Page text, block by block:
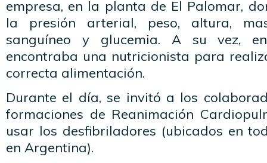
empresa, en la planta de El Palomar,
la presión arterial, peso, altura,
sanguíneo y glucemia. A su vez,
encontraba una nutricionista para
correcta alimentación.
Durante el día, se invitó a los
formaciones de Reanimación
usar los desfibriladores (ubicados en
en Argentina).